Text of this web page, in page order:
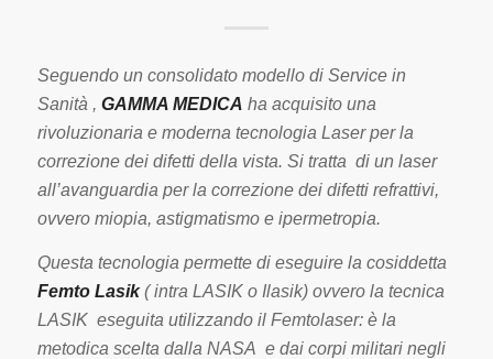
Seguendo un consolidato modello di Service in
Sanità , GAMMA MEDICA ha acquisito una
rivoluzionaria e moderna tecnologia Laser per la
correzione dei difetti della vista. Si tratta di un laser
all’avanguardia per la correzione dei difetti refrattivi,
ovvero miopia, astigmatismo e ipermetropia.
Questa tecnologia permette di eseguire la cosiddetta
Femto Lasik( intra LASIK o Ilasik) ovvero la tecnica
LASIK eseguita utilizzando il Femtolaser: è la
metodica scelta dalla NASA e dai corpi militari negli